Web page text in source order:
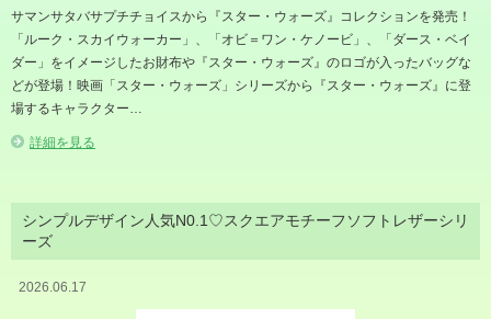
サマンサタバサプチチョイスから『スター・ウォーズ』コレクションを発売！
「ルーク・スカイウォーカー」、「オビ＝ワン・ケノービ」、「ダース・ベイ
ダー」をイメージしたお財布や『スター・ウォーズ』のロゴが入ったバッグな
どが登場！映画「スター・ウォーズ」シリーズから『スター・ウォーズ』に登
場するキャラクター…
詳細を見る
シンプルデザイン人気N0.1♡スクエアモチーフソフトレザーシリ
ーズ
2026.06.17